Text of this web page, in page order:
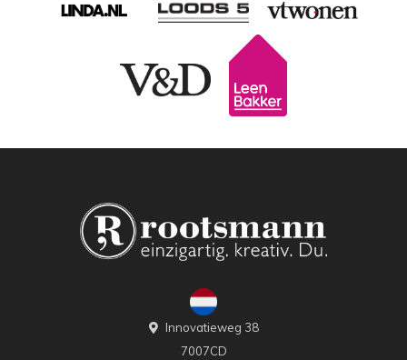
Innovatieweg 38
7007CD